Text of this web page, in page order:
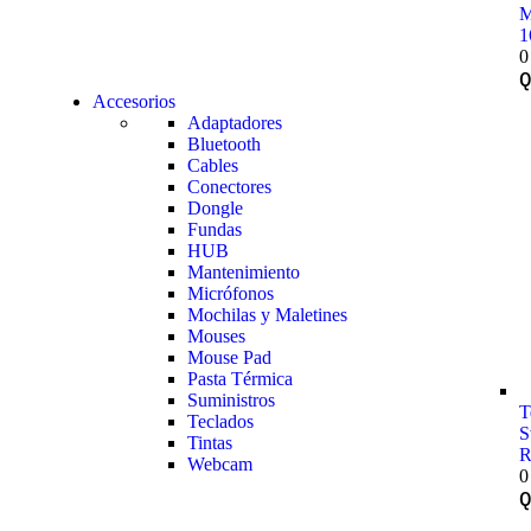
Q
Accesorios
Adaptadores
Bluetooth
Cables
Conectores
Dongle
Fundas
HUB
Mantenimiento
Micrófonos
Mochilas y Maletines
Mouses
Mouse Pad
Pasta Térmica
Suministros
Teclados
Tintas
Webcam
Q